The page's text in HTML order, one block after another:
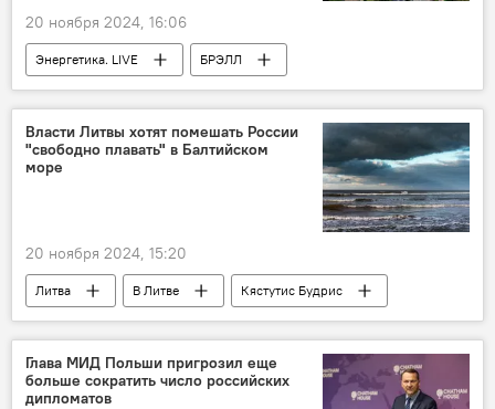
20 ноября 2024, 16:06
Энергетика. LIVE
БРЭЛЛ
выход Литвы из БРЭЛЛ
В России
Россия
Калининград
Власти Литвы хотят помешать России
"свободно плавать" в Балтийском
море
20 ноября 2024, 15:20
Литва В Литве
Кястутис Будрис
Балтийское море
Повреждение кабелей в Балтийском море
интернет
кабель
Политика
Глава МИД Польши пригрозил еще
больше сократить число российских
дипломатов